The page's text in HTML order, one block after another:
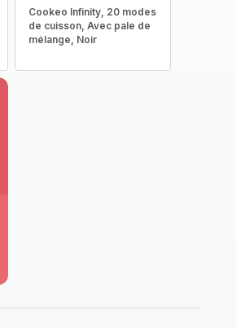
Cookeo Infinity, 20 modes
de cuisson, Avec pale de
mélange, Noir